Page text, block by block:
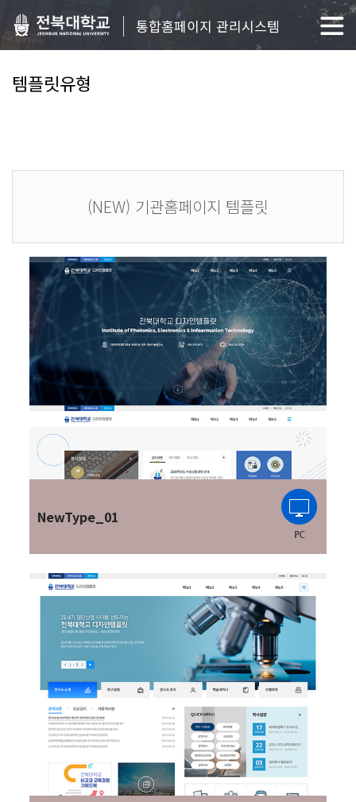
통합홈페이지 관리시스템
템플릿유형
(NEW) 기관홈페이지 템플릿
NewType_01